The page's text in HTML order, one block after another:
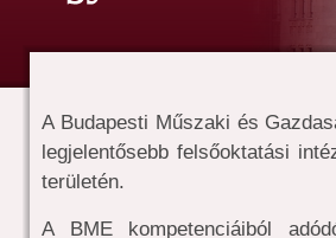
A Budapesti Műszaki és
legjelentősebb felsőoktatási
területén.
A BME kompetenciáiból